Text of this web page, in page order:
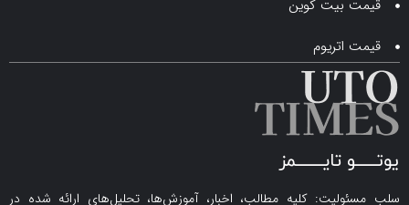
بیت کوین
کلیه مطالب، اخبار، آموزش‌ها، تحلیل‌های ارائه شده در